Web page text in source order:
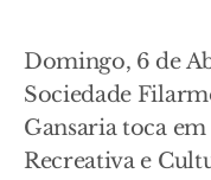
Domingo, 6 de
Sociedade
Gansaria toca em
Recreativa e